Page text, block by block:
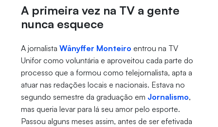
A primeira vez na TV a gente
nunca esquece
A jornalista Wânyffer Monteiro entrou na TV
Unifor como voluntária e aproveitou cada parte do
processo que a formou como telejornalista, apta a
atuar nas redações locais e nacionais. Estava no
segundo semestre da graduação em Jornalismo,
mas queria levar para lá seu amor pelo esporte.
Passou alguns meses assim, antes de ser efetivada